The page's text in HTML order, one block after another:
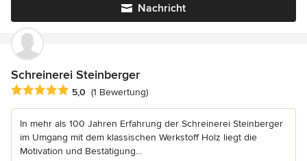
Nachricht
Schreinerei Steinberger
Durchschnittliche Bewertung: 5 von 5 Sternen
5,0 (1 Bewertung)
In mehr als 100 Jahren Erfahrung der Schreinerei Steinberger
im Umgang mit dem klassischen Werkstoff Holz liegt die
Motivation und Bestätigung...